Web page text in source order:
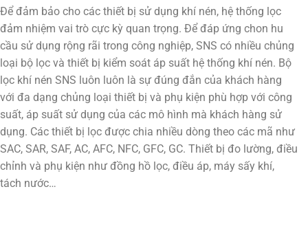
Để đảm bảo cho các thiết bị sử dụng khí nén, hệ thống lọc
đảm nhiệm vai trò cực kỳ quan trọng. Để đáp ứng chon hu
cầu sử dụng rộng rãi trong công nghiệp, SNS có nhiều chủng
loại bộ lọc và thiết bị kiểm soát áp suất hệ thống khí nén. Bộ
lọc khí nén SNS luôn luôn là sự đúng đắn của khách hàng
với đa dạng chủng loại thiết bị và phụ kiện phù hợp với công
suất, áp suất sử dụng của các mô hình mà khách hàng sử
dụng. Các thiết bị lọc được chia nhiều dòng theo các mã như
SAC, SAR, SAF, AC, AFC, NFC, GFC, GC. Thiết bị đo lường, điều
chỉnh và phụ kiện như đồng hồ lọc, điều áp, máy sấy khí,
tách nước…